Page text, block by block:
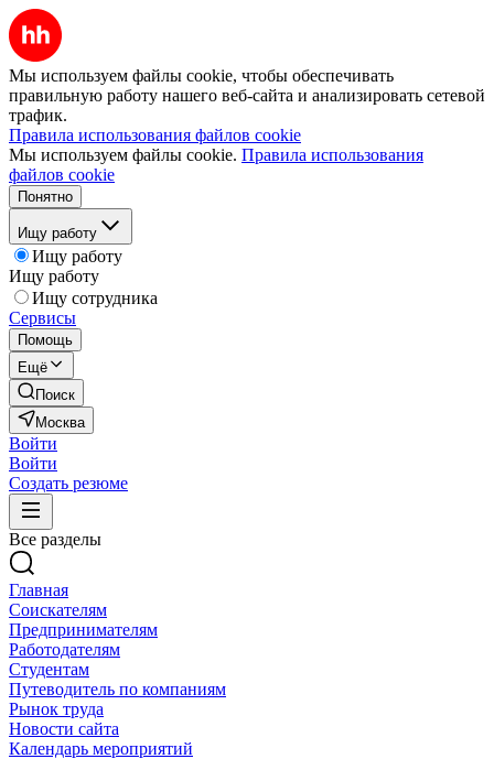
Мы используем файлы cookie, чтобы обеспечивать
правильную работу нашего веб-сайта и анализировать сетевой
трафик.
Правила использования файлов cookie
Мы используем файлы cookie. Правила использования
файлов cookie
Понятно
Ищу работу
Ищу работу
Ищу работу
Ищу сотрудника
Сервисы
Помощь
Ещё
Поиск
Москва
Войти
Войти
Создать резюме
Все разделы
Главная
Соискателям
Предпринимателям
Работодателям
Студентам
Путеводитель по компаниям
Рынок труда
Новости сайта
Календарь мероприятий